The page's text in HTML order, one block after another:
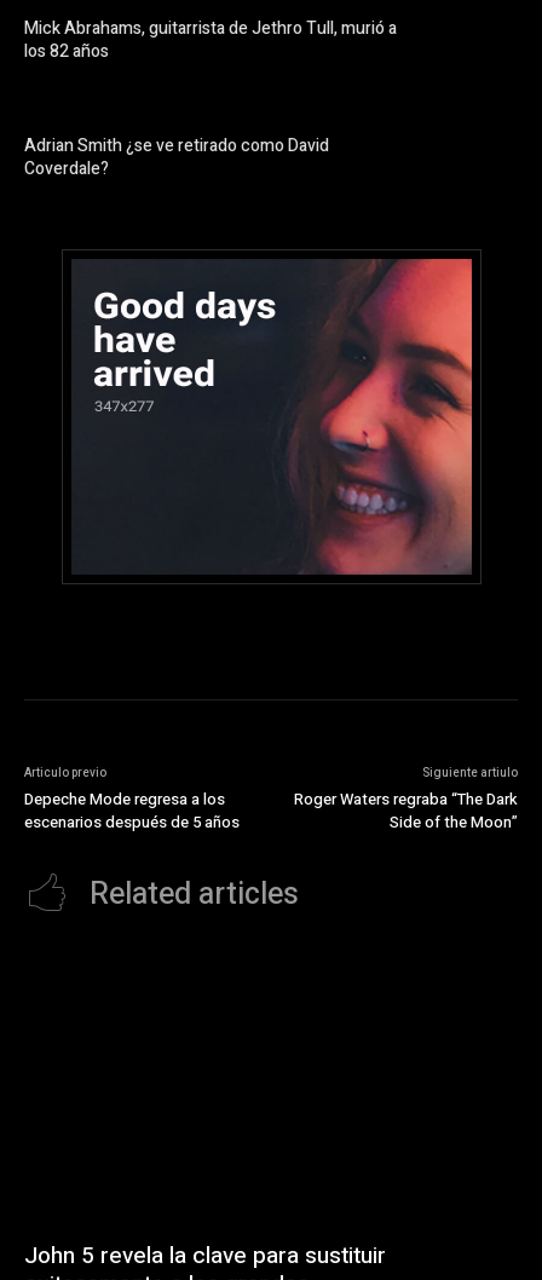
Mick Abrahams, guitarrista de Jethro Tull, murió a
los 82 años
Adrian Smith ¿se ve retirado como David
Coverdale?
Articulo previo
Depeche Mode regresa a los
escenarios después de 5 años
Siguiente artiulo
Roger Waters regraba “The Dark
Side of the Moon”
Related articles
John 5 revela la clave para sustituir